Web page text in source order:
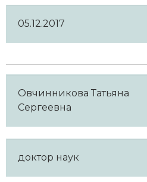
05.12.2017
Овчинникова Татьяна
Сергеевна
доктор наук